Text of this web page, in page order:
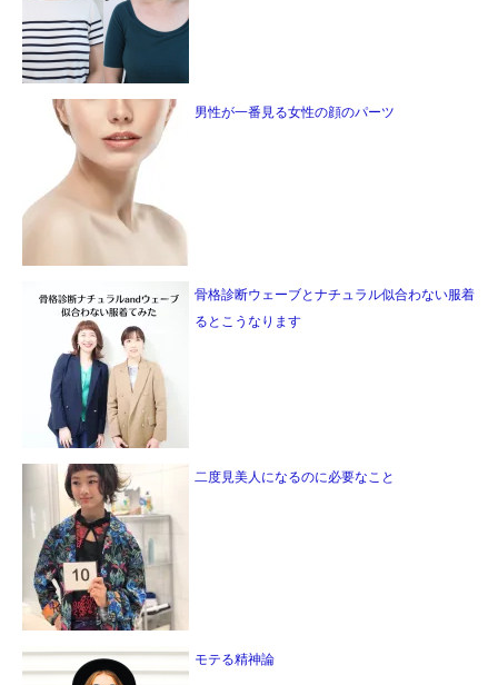
男性が一番見る女性の顔のパーツ
骨格診断ウェーブとナチュラル似合わない服着
るとこうなります
二度見美人になるのに必要なこと
モテる精神論